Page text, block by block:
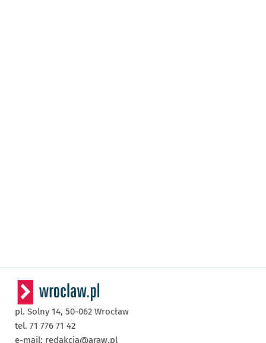
pl. Solny 14, 50-062 Wrocław
tel. 71 776 71 42
e-mail: redakcja@araw.pl